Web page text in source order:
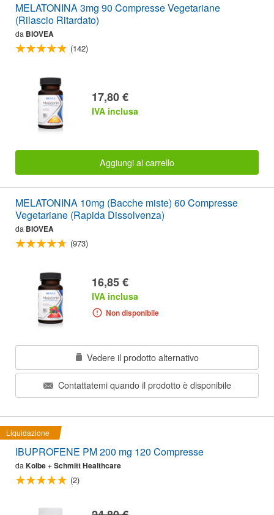
MELATONINA 3mg 90 Compresse Vegetariane
(Rilascio Ritardato)
da BIOVEA
(142)
17,80 €
IVA inclusa
Aggiungi al carrello
MELATONINA 10mg (Bacche miste) 60 Compresse
Vegetariane (Rapida Dissolvenza)
da BIOVEA
(973)
16,85 €
IVA inclusa
Non disponibile
Vedere il prodotto alternativo
Contattatemi quando il prodotto è disponibile
Liquidazione
IBUPROFENE PM 200 mg 120 Compresse
da Kolbe + Schmitt Healthcare
(2)